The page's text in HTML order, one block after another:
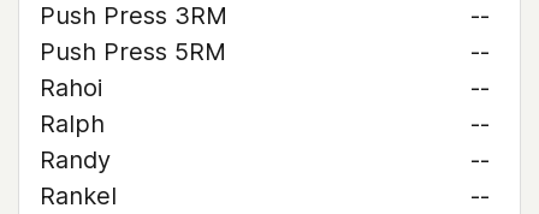
Push Press 3RM
--
Push Press 5RM
--
Rahoi
--
Ralph
--
Randy
--
Rankel
--